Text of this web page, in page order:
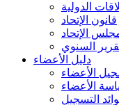
الدولية
قانون الإتحاد
الإتحاد
السنوي
دليل الأعضاء
الأعضاء
الأعضاء
التسجيل